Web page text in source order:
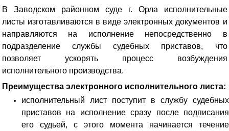
В Заводском районном суде г. Орла исполнительные
листы изготавливаются в виде электронных документов и
направляются на исполнение непосредственно в
подразделение службы судебных приставов, что
позволяет ускорять процесс возбуждения
исполнительного производства.
Преимущества электронного исполнительного листа:
исполнительный лист поступит в службу судебных
приставов на исполнение сразу после подписания
его судьей, с этого момента начинается течение